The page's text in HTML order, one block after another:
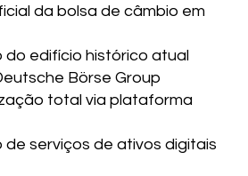
da bolsa de câmbio em
do edifício histórico atual
Börse Group
total via plataforma
de serviços de ativos digitais